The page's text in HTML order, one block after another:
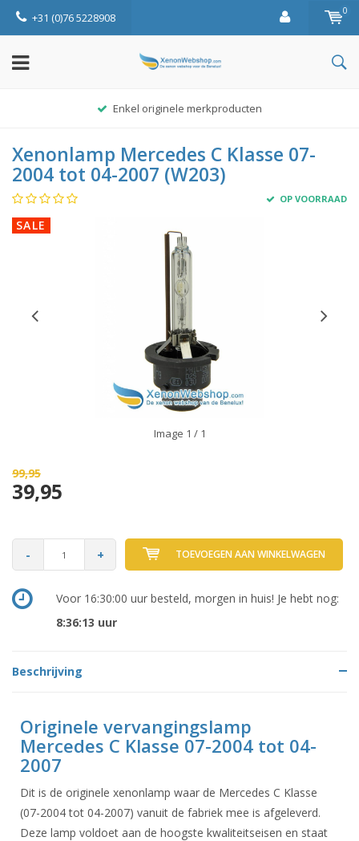
+31 (0)76 5228908 0
Enkel originele merkproducten
Xenonlamp Mercedes C Klasse 07-
2004 tot 04-2007 (W203)
OP VOORRAAD
SALE
Image 1 / 1
99,95
39,95
- + TOEVOEGEN AAN WINKELWAGEN
Voor 16:30:00 uur besteld, morgen in huis! Je hebt nog:
8:36:13 uur
Beschrijving
Originele vervangingslamp
Mercedes C Klasse 07-2004 tot 04-
2007
Dit is de originele xenonlamp waar de Mercedes C Klasse
(07-2004 tot 04-2007) vanuit de fabriek mee is afgeleverd.
Deze lamp voldoet aan de hoogste kwaliteitseisen en staat